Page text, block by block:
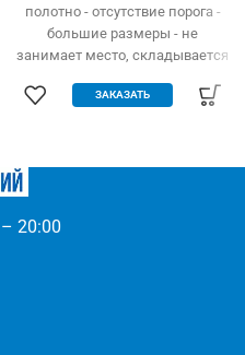
полотно - отсутствие порога -
большие размеры - не
занимает место, складывается
и в бок - высокая прочность и
простое управление
(автоматическое выдвижение)
- широкий выбор цвета по
ЗАКАЗАТЬ
20:00